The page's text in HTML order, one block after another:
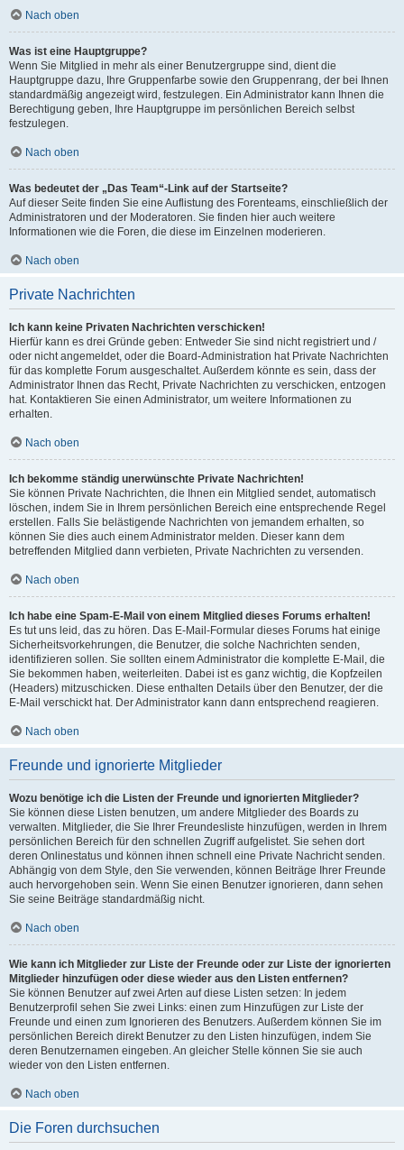
Nach oben
Was ist eine Hauptgruppe?
Wenn Sie Mitglied in mehr als einer Benutzergruppe sind, dient die
Hauptgruppe dazu, Ihre Gruppenfarbe sowie den Gruppenrang, der bei Ihnen
standardmäßig angezeigt wird, festzulegen. Ein Administrator kann Ihnen die
Berechtigung geben, Ihre Hauptgruppe im persönlichen Bereich selbst
festzulegen.
Nach oben
Was bedeutet der „Das Team“-Link auf der Startseite?
Auf dieser Seite finden Sie eine Auflistung des Forenteams, einschließlich der
Administratoren und der Moderatoren. Sie finden hier auch weitere
Informationen wie die Foren, die diese im Einzelnen moderieren.
Nach oben
Private Nachrichten
Ich kann keine Privaten Nachrichten verschicken!
Hierfür kann es drei Gründe geben: Entweder Sie sind nicht registriert und /
oder nicht angemeldet, oder die Board-Administration hat Private Nachrichten
für das komplette Forum ausgeschaltet. Außerdem könnte es sein, dass der
Administrator Ihnen das Recht, Private Nachrichten zu verschicken, entzogen
hat. Kontaktieren Sie einen Administrator, um weitere Informationen zu
erhalten.
Nach oben
Ich bekomme ständig unerwünschte Private Nachrichten!
Sie können Private Nachrichten, die Ihnen ein Mitglied sendet, automatisch
löschen, indem Sie in Ihrem persönlichen Bereich eine entsprechende Regel
erstellen. Falls Sie belästigende Nachrichten von jemandem erhalten, so
können Sie dies auch einem Administrator melden. Dieser kann dem
betreffenden Mitglied dann verbieten, Private Nachrichten zu versenden.
Nach oben
Ich habe eine Spam-E-Mail von einem Mitglied dieses Forums erhalten!
Es tut uns leid, das zu hören. Das E-Mail-Formular dieses Forums hat einige
Sicherheitsvorkehrungen, die Benutzer, die solche Nachrichten senden,
identifizieren sollen. Sie sollten einem Administrator die komplette E-Mail, die
Sie bekommen haben, weiterleiten. Dabei ist es ganz wichtig, die Kopfzeilen
(Headers) mitzuschicken. Diese enthalten Details über den Benutzer, der die
E-Mail verschickt hat. Der Administrator kann dann entsprechend reagieren.
Nach oben
Freunde und ignorierte Mitglieder
Wozu benötige ich die Listen der Freunde und ignorierten Mitglieder?
Sie können diese Listen benutzen, um andere Mitglieder des Boards zu
verwalten. Mitglieder, die Sie Ihrer Freundesliste hinzufügen, werden in Ihrem
persönlichen Bereich für den schnellen Zugriff aufgelistet. Sie sehen dort
deren Onlinestatus und können ihnen schnell eine Private Nachricht senden.
Abhängig von dem Style, den Sie verwenden, können Beiträge Ihrer Freunde
auch hervorgehoben sein. Wenn Sie einen Benutzer ignorieren, dann sehen
Sie seine Beiträge standardmäßig nicht.
Nach oben
Wie kann ich Mitglieder zur Liste der Freunde oder zur Liste der ignorierten
Mitglieder hinzufügen oder diese wieder aus den Listen entfernen?
Sie können Benutzer auf zwei Arten auf diese Listen setzen: In jedem
Benutzerprofil sehen Sie zwei Links: einen zum Hinzufügen zur Liste der
Freunde und einen zum Ignorieren des Benutzers. Außerdem können Sie im
persönlichen Bereich direkt Benutzer zu den Listen hinzufügen, indem Sie
deren Benutzernamen eingeben. An gleicher Stelle können Sie sie auch
wieder von den Listen entfernen.
Nach oben
Die Foren durchsuchen